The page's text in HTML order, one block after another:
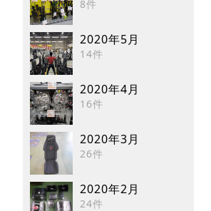
8件
2020年5月
14件
2020年4月
16件
2020年3月
26件
2020年2月
24件